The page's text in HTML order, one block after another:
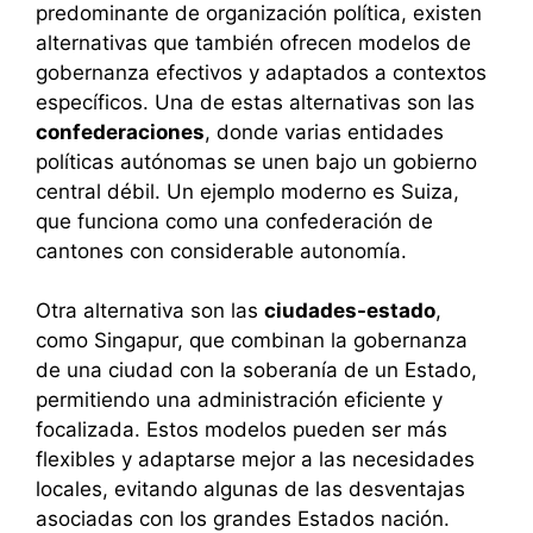
predominante de organización política, existen
alternativas que también ofrecen modelos de
gobernanza efectivos y adaptados a contextos
específicos. Una de estas alternativas son las
confederaciones, donde varias entidades
políticas autónomas se unen bajo un gobierno
central débil. Un ejemplo moderno es Suiza,
que funciona como una confederación de
cantones con considerable autonomía.
Otra alternativa son las ciudades-estado,
como Singapur, que combinan la gobernanza
de una ciudad con la soberanía de un Estado,
permitiendo una administración eficiente y
focalizada. Estos modelos pueden ser más
flexibles y adaptarse mejor a las necesidades
locales, evitando algunas de las desventajas
asociadas con los grandes Estados nación.